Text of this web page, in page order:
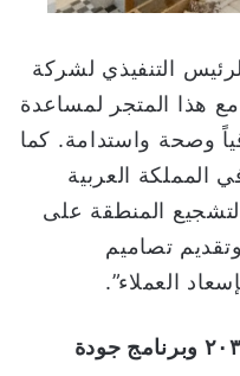
التنفيذي لشركة
هذا المتجر لمساعدة
وصحة واستدامة. كما
المملكة العربية
المنطقة على
وتقديم تصاميم
العملاء”.
وبرنامج جودة